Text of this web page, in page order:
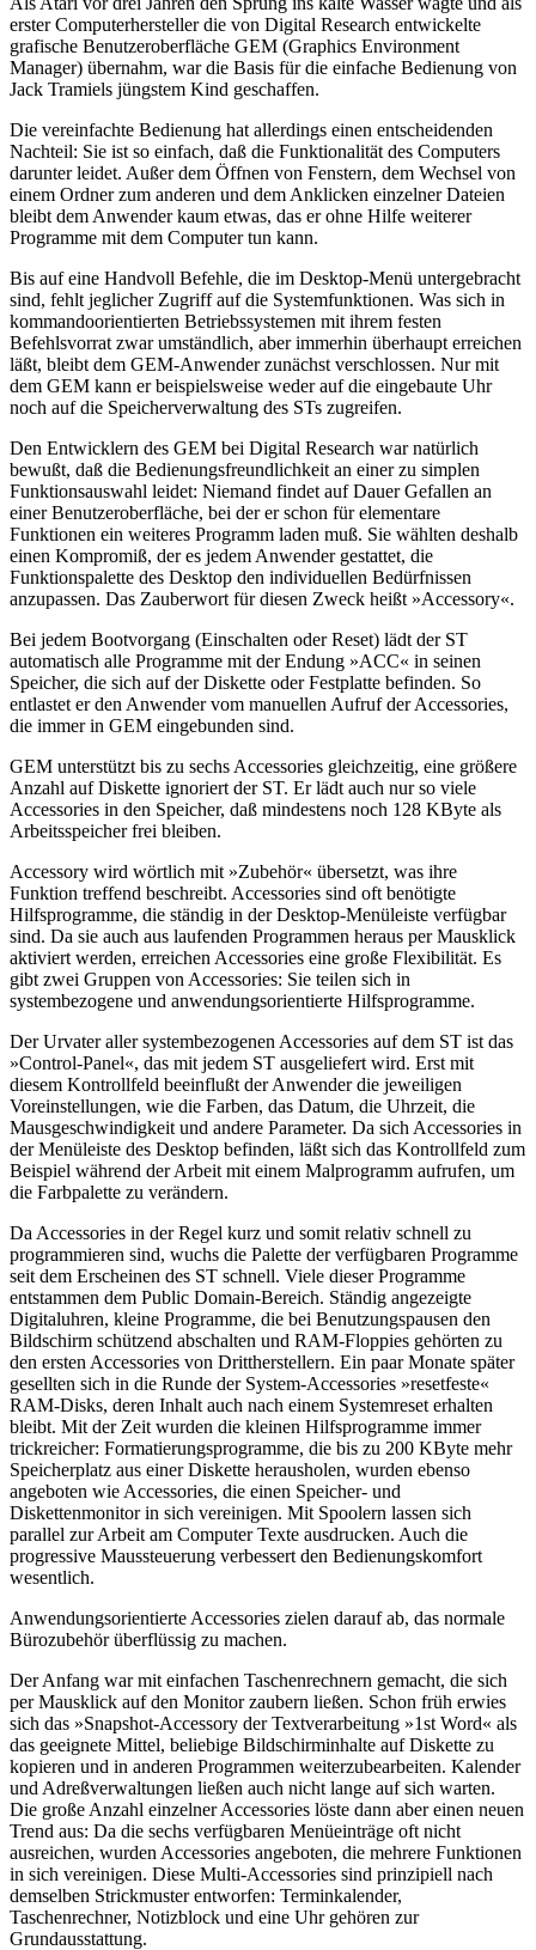
erster Computerhersteller die von Digital Research entwickelte
grafische Benutzeroberfläche GEM (Graphics Environment
Manager) übernahm, war die Basis für die einfache Bedienung von
Jack Tramiels jüngstem Kind geschaffen.
Die vereinfachte Bedienung hat allerdings einen entscheidenden
Nachteil: Sie ist so einfach, daß die Funktionalität des Computers
darunter leidet. Außer dem Öffnen von Fenstern, dem Wechsel von
einem Ordner zum anderen und dem Anklicken einzelner Dateien
bleibt dem Anwender kaum etwas, das er ohne Hilfe weiterer
Programme mit dem Computer tun kann.
Bis auf eine Handvoll Befehle, die im Desktop-Menü untergebracht
sind, fehlt jeglicher Zugriff auf die Systemfunktionen. Was sich in
kommandoorientierten Betriebssystemen mit ihrem festen
Befehlsvorrat zwar umständlich, aber immerhin überhaupt erreichen
läßt, bleibt dem GEM-Anwender zunächst verschlossen. Nur mit
dem GEM kann er beispielsweise weder auf die eingebaute Uhr
noch auf die Speicherverwaltung des STs zugreifen.
Den Entwicklern des GEM bei Digital Research war natürlich
bewußt, daß die Bedienungsfreundlichkeit an einer zu simplen
Funktionsauswahl leidet: Niemand findet auf Dauer Gefallen an
einer Benutzeroberfläche, bei der er schon für elementare
Funktionen ein weiteres Programm laden muß. Sie wählten deshalb
einen Kompromiß, der es jedem Anwender gestattet, die
Funktionspalette des Desktop den individuellen Bedürfnissen
anzupassen. Das Zauberwort für diesen Zweck heißt »Accessory«.
Bei jedem Bootvorgang (Einschalten oder Reset) lädt der ST
automatisch alle Programme mit der Endung »ACC« in seinen
Speicher, die sich auf der Diskette oder Festplatte befinden. So
entlastet er den Anwender vom manuellen Aufruf der Accessories,
die immer in GEM eingebunden sind.
GEM unterstützt bis zu sechs Accessories gleichzeitig, eine größere
Anzahl auf Diskette ignoriert der ST. Er lädt auch nur so viele
Accessories in den Speicher, daß mindestens noch 128 KByte als
Arbeitsspeicher frei bleiben.
Accessory wird wörtlich mit »Zubehör« übersetzt, was ihre
Funktion treffend beschreibt. Accessories sind oft benötigte
Hilfsprogramme, die ständig in der Desktop-Menüleiste verfügbar
sind. Da sie auch aus laufenden Programmen heraus per Mausklick
aktiviert werden, erreichen Accessories eine große Flexibilität. Es
gibt zwei Gruppen von Accessories: Sie teilen sich in
systembezogene und anwendungsorientierte Hilfsprogramme.
Der Urvater aller systembezogenen Accessories auf dem ST ist das
»Control-Panel«, das mit jedem ST ausgeliefert wird. Erst mit
diesem Kontrollfeld beeinflußt der Anwender die jeweiligen
Voreinstellungen, wie die Farben, das Datum, die Uhrzeit, die
Mausgeschwindigkeit und andere Parameter. Da sich Accessories in
der Menüleiste des Desktop befinden, läßt sich das Kontrollfeld zum
Beispiel während der Arbeit mit einem Malprogramm aufrufen, um
die Farbpalette zu verändern.
Da Accessories in der Regel kurz und somit relativ schnell zu
programmieren sind, wuchs die Palette der verfügbaren Programme
seit dem Erscheinen des ST schnell. Viele dieser Programme
entstammen dem Public Domain-Bereich. Ständig angezeigte
Digitaluhren, kleine Programme, die bei Benutzungspausen den
Bildschirm schützend abschalten und RAM-Floppies gehörten zu
den ersten Accessories von Drittherstellern. Ein paar Monate später
gesellten sich in die Runde der System-Accessories »resetfeste«
RAM-Disks, deren Inhalt auch nach einem Systemreset erhalten
bleibt. Mit der Zeit wurden die kleinen Hilfsprogramme immer
trickreicher: Formatierungsprogramme, die bis zu 200 KByte mehr
Speicherplatz aus einer Diskette herausholen, wurden ebenso
angeboten wie Accessories, die einen Speicher- und
Diskettenmonitor in sich vereinigen. Mit Spoolern lassen sich
parallel zur Arbeit am Computer Texte ausdrucken. Auch die
progressive Maussteuerung verbessert den Bedienungskomfort
wesentlich.
Anwendungsorientierte Accessories zielen darauf ab, das normale
Bürozubehör überflüssig zu machen.
Der Anfang war mit einfachen Taschenrechnern gemacht, die sich
per Mausklick auf den Monitor zaubern ließen. Schon früh erwies
sich das »Snapshot-Accessory der Textverarbeitung »1st Word« als
das geeignete Mittel, beliebige Bildschirminhalte auf Diskette zu
kopieren und in anderen Programmen weiterzubearbeiten. Kalender
und Adreßverwaltungen ließen auch nicht lange auf sich warten.
Die große Anzahl einzelner Accessories löste dann aber einen neuen
Trend aus: Da die sechs verfügbaren Menüeinträge oft nicht
ausreichen, wurden Accessories angeboten, die mehrere Funktionen
in sich vereinigen. Diese Multi-Accessories sind prinzipiell nach
demselben Strickmuster entworfen: Terminkalender,
Taschenrechner, Notizblock und eine Uhr gehören zur
Grundausstattung.